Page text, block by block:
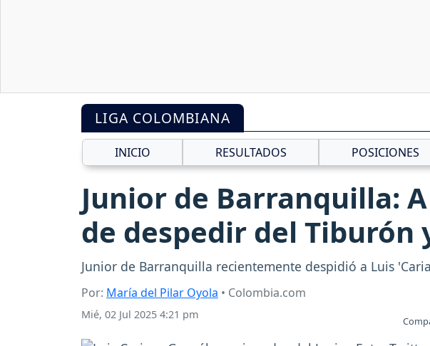
LIGA COLOMBIANA
INICIO RESULTADOS POSICIONES
Junior de Barranquilla:
de despedir del Tiburón
Junior de Barranquilla recientemente despidió a Luis
Por: María del Pilar Oyola • Colombia.com
Mié, 02 Jul 2025 4:21 pm